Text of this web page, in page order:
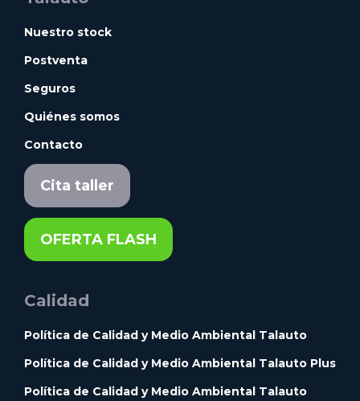
Nuestro stock
Postventa
Seguros
Quiénes somos
Contacto
Cita taller
OFERTA FLASH
Calidad
Política de Calidad y Medio Ambiental Talauto
Política de Calidad y Medio Ambiental Talauto Plus
Política de Calidad y Medio Ambiental Talauto